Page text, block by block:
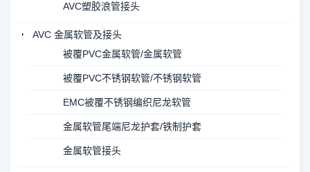
AVC塑胶浪管接头
AVC 金属软管及接头
被覆PVC金属软管/金属软管
被覆PVC不锈钢软管/不锈钢软管
EMC被覆不锈钢编织尼龙软管
金属软管尾端尼龙护套/铁制护套
金属软管接头